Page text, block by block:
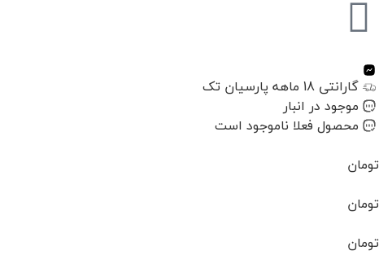
گارانتی 18 ماهه پارسیان تک
موجود در انبار
محصول فعلا ناموجود است
تومان
تومان
تومان